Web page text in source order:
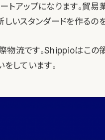
トアップになります。貿
いスタンダードを作るの
流です。Shippioはこの
しています。